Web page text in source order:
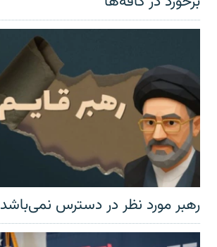
رهبر مورد نظر در دسترس نمی‌باشد